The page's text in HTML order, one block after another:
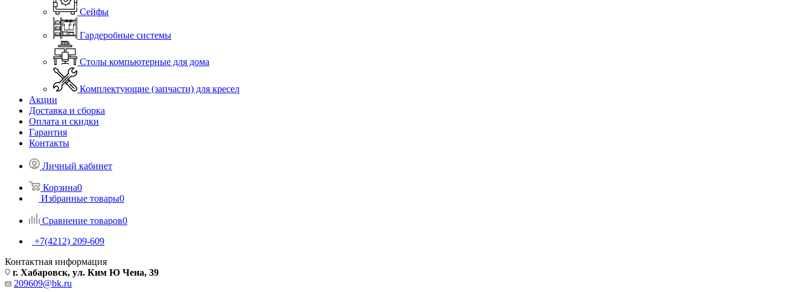
Сейфы
Гардеробные системы
Столы компьютерные для дома
Комплектующие (запчасти) для кресел
Акции
Доставка и сборка
Оплата и скидки
Гарантия
Контакты
Личный кабинет
Корзина0
Избранные товары0
Сравнение товаров0
+7(4212) 209-609
Контактная информация
г. Хабаровск, ул. Ким Ю Чена, 39
209609@bk.ru